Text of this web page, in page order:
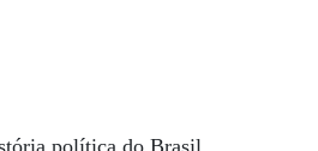
política do Brasil